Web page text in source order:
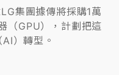
集團據傳將採購1萬
（GPU），計劃把這
）轉型。